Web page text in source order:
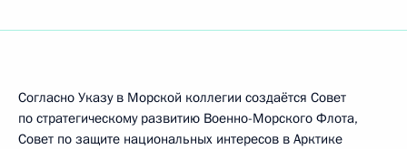
Согласно Указу в Морской коллегии создаётся Совет
по стратегическому развитию Военно-Морского Флота,
Совет по защите национальных интересов в Арктике